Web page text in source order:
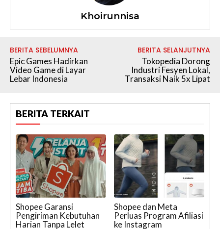
Khoirunnisa
BERITA SEBELUMNYA
Epic Games Hadirkan
Video Game di Layar
Lebar Indonesia
BERITA SELANJUTNYA
Tokopedia Dorong
Industri Fesyen Lokal,
Transaksi Naik 5x Lipat
BERITA TERKAIT
Shopee Garansi
Pengiriman Kebutuhan
Harian Tanpa Lelet
Shopee dan Meta
Perluas Program Afiliasi
ke Instagram